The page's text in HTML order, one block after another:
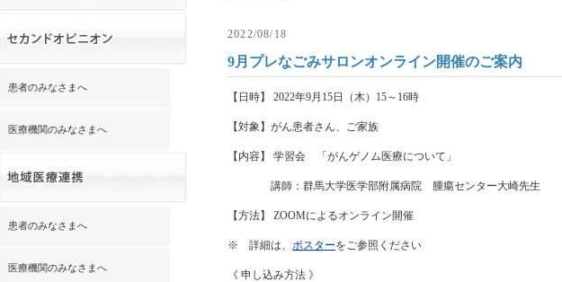
患者のみなさまへ
医療機関のみなさまへ
患者のみなさまへ
医療機関のみなさまへ
2022/08/18
9月プレなごみサロンオンライン開催のご案内
【日時】 2022年9月15日（木）15～16時
【対象】がん患者さん、ご家族
【内容】 学習会 「がんゲノム医療について」
講師：群馬大学医学部附属病院 腫瘍センター大崎先生
【方法】 ZOOMによるオンライン開催
※ 詳細は、 ポスターをご参照ください
《 申し込み方法 》